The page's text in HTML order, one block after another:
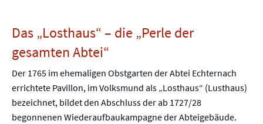
Das „Losthaus“ – die „Perle der
gesamten Abtei“
Der 1765 im ehemaligen Obstgarten der Abtei Echternach
errichtete Pavillon, im Volksmund als „Losthaus“ (Lusthaus)
bezeichnet, bildet den Abschluss der ab 1727/28
begonnenen Wiederaufbaukampagne der Abteigebäude.